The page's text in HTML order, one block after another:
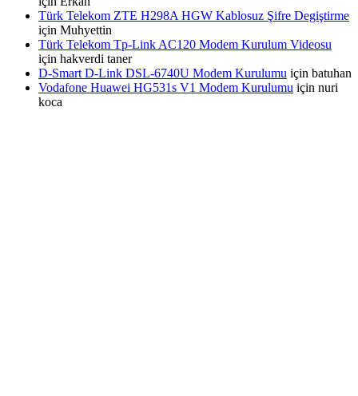
Türk Telekom ZTE H298A HGW Kablosuz Şifre Degiştirme
için Muhyettin
Türk Telekom Tp-Link AC120 Modem Kurulum Videosu
için hakverdi taner
D-Smart D-Link DSL-6740U Modem Kurulumu için batuhan
Vodafone Huawei HG531s V1 Modem Kurulumu için nuri
koca